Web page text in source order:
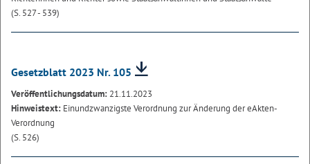
(S. 527 - 539)
Gesetzblatt 2023 Nr. 105
Veröffentlichungsdatum: 21.11.2023
Hinweistext: Einundzwanzigste Verordnung zur Änderung der eAkten-
Verordnung
(S. 526)